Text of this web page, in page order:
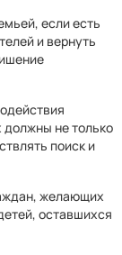
если есть
и вернуть
не только
поиск и
желающих
оставшихся